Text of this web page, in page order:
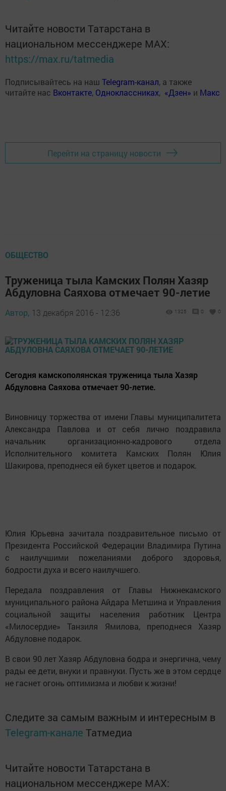
Читайте новости Татарстана в
национальном мессенджере MАХ:
https://max.ru/tatmedia
Подписывайтесь на наш Telegram-канал, а также
читайте нас Вконтакте, Одноклассниках, «Дзен» и Макс
Перейти на страницу новости
ОБЩЕСТВО
Труженица тыла Камских Полян Хазяр
Абдуловна Саяхова отмечает 90-летие
Автор, 13 декабря 2016 - 12:36 1325 0 0
Сегодня камскополянская труженица тыла Хазяр
Абдуловна Саяхова отмечает 90-летие.
Виновницу торжества от имени Главы муниципалитета
Александра Павлова и от себя лично поздравила
начальник организационно-кадрового отдела
Исполнительного комитета Камских Полян Юлия
Шакирова, преподнеся ей букет цветов и подарок.
Юлия Юрьевна зачитала поздравительное письмо от
Президента Российской Федерации Владимира Путина
с наилучшими пожеланиями доброго здоровья,
бодрости духа и всего наилучшего.
Передала поздравления от Главы Нижнекамского
муниципального района Айдара Метшина и Управления
социальной защиты населения работник Центра
«Милосердие» Танзиля Ямилова, преподнеся Хазяр
Абдуловне подарок.
В свои 90 лет Хазяр Абдуловна бодра и энергична, чему
рады ее дети, внуки и правнуки. Пусть же в этом сердце
не гаснет огонь оптимизма и любви к жизни!
Следите за самым важным и интересным в
Telegram-канале Татмедиа
Читайте новости Татарстана в
национальном мессенджере MАХ: